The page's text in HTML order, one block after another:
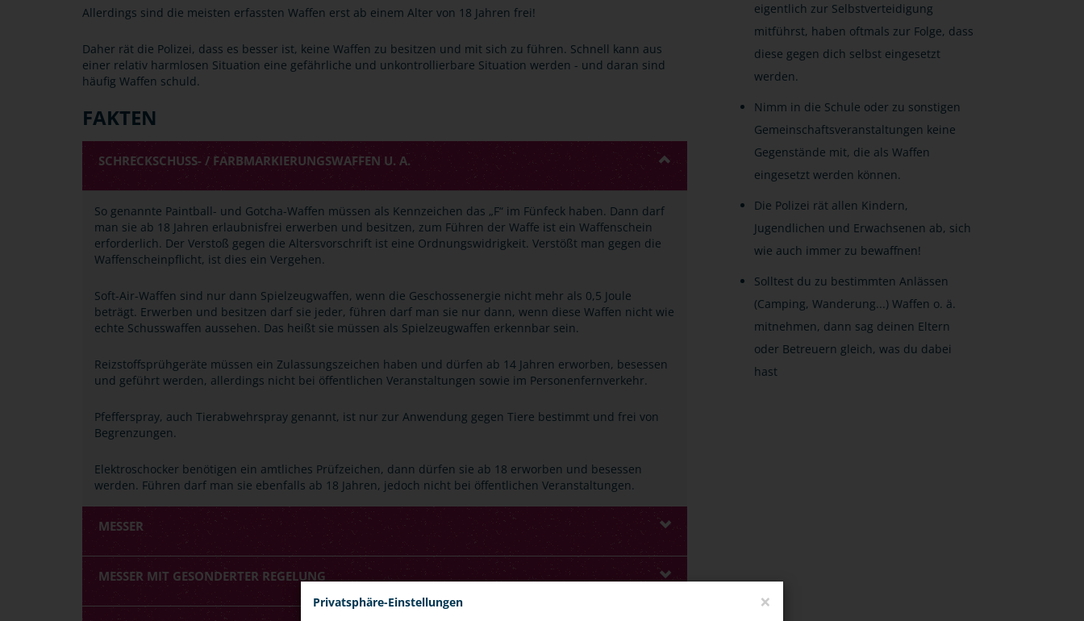
Allerdings sind die meisten erfassten Waffen erst ab einem Alter von 18 Jahren frei!
Daher rät die Polizei, dass es besser ist, keine Waffen zu besitzen und mit sich zu führen. Schnell kann aus
einer relativ harmlosen Situation eine gefährliche und unkontrollierbare Situation werden - und daran sind
häufig Waffen schuld.
FAKTEN
SCHRECKSCHUSS- / FARBMARKIERUNGSWAFFEN U. A.
So genannte Paintball- und Gotcha-Waffen müssen als Kennzeichen das „F“ im Fünfeck haben. Dann darf
man sie ab 18 Jahren erlaubnisfrei erwerben und besitzen, zum Führen der Waffe ist ein Waffenschein
erforderlich. Der Verstoß gegen die Altersvorschrift ist eine Ordnungswidrigkeit. Verstößt man gegen die
Waffenscheinpflicht, ist dies ein Vergehen.
Soft-Air-Waffen sind nur dann Spielzeugwaffen, wenn die Geschossenergie nicht mehr als 0,5 Joule
beträgt. Erwerben und besitzen darf sie jeder, führen darf man sie nur dann, wenn diese Waffen nicht wie
echte Schusswaffen aussehen. Das heißt sie müssen als Spielzeugwaffen erkennbar sein.
Reizstoffsprühgeräte müssen ein Zulassungszeichen haben und dürfen ab 14 Jahren erworben, besessen
und geführt werden, allerdings nicht bei öffentlichen Veranstaltungen sowie im Personenfernverkehr.
Pfefferspray, auch Tierabwehrspray genannt, ist nur zur Anwendung gegen Tiere bestimmt und frei von
Begrenzungen.
Elektroschocker benötigen ein amtliches Prüfzeichen, dann dürfen sie ab 18 erworben und besessen
werden. Führen darf man sie ebenfalls ab 18 Jahren, jedoch nicht bei öffentlichen Veranstaltungen.
MESSER
MESSER MIT GESONDERTER REGELUNG
eigentlich zur Selbstverteidigung
mitführst, haben oftmals zur Folge, dass
diese gegen dich selbst eingesetzt
werden.
Nimm in die Schule oder zu sonstigen
Gemeinschaftsveranstaltungen keine
Gegenstände mit, die als Waffen
eingesetzt werden können.
Die Polizei rät allen Kindern,
Jugendlichen und Erwachsenen ab, sich
wie auch immer zu bewaffnen!
Solltest du zu bestimmten Anlässen
(Camping, Wanderung...) Waffen o. ä.
mitnehmen, dann sag deinen Eltern
oder Betreuern gleich, was du dabei
hast
Privatsphäre-Einstellungen ×